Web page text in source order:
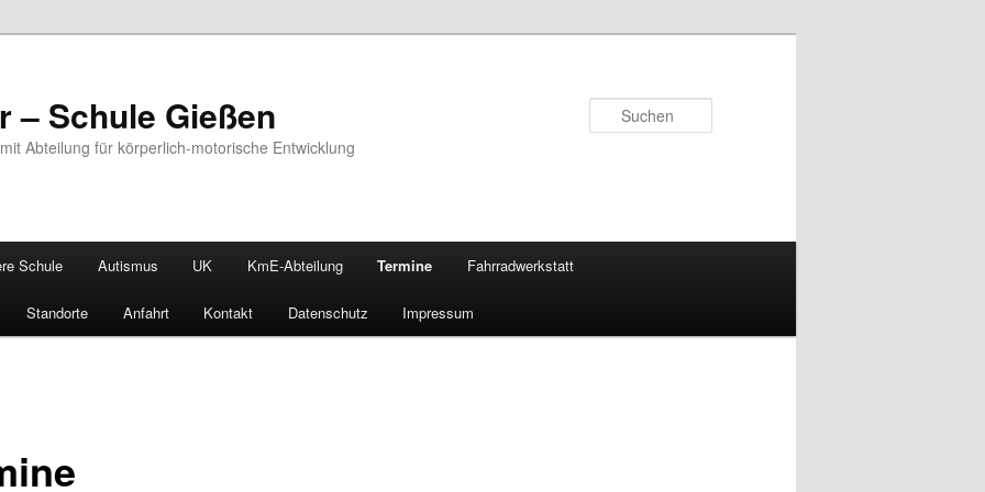
– Schule Gießen
Abteilung für körperlich-motorische Entwicklung
Schule Autismus UK KmE-Abteilung Termine Fahrradwerkstatt
Standorte Anfahrt Kontakt Datenschutz Impressum